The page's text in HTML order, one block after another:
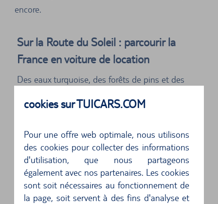
cookies sur TUICARS.COM
Pour une offre web optimale, nous utilisons
des cookies pour collecter des informations
d'utilisation, que nous partageons
également avec nos partenaires. Les cookies
sont soit nécessaires au fonctionnement de
la page, soit servent à des fins d'analyse et
encore.
Sur la Route du Soleil : parcourir la
France en voiture de location
Des eaux turquoise, des forêts de pins et des
connaissons le Sud de la France grâce à de
Si vous partez en voiture de location pour la
France, c'est exactement ces scènes que vous
allez vivre. En route en décapotable, par les
virages jusqu'à Monaco ou de Cannes à Saint-